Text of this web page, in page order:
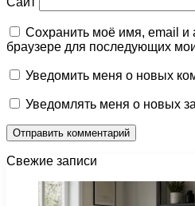
Сохранить моё имя, email и
браузере для последующих
Уведомить меня о новых
Уведомлять меня о новых
Свежие записи